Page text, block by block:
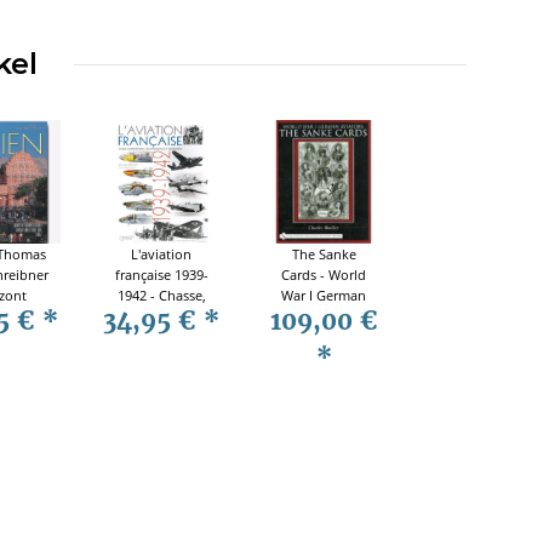
€ *
L'aviation
française 1939-
1942 - Chasse,
Bombardement,
Reconnaissance
34,95 € *
The Sanke
Cards - World
War I German
Aviators
109,00 €
*